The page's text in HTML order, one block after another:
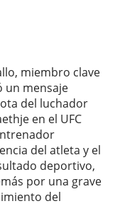
miembro clave
un mensaje
del luchador
en el UFC
del atleta y el
deportivo,
por una grave
del